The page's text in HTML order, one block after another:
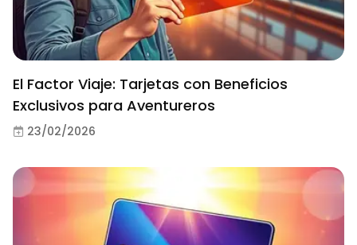
El Factor Viaje: Tarjetas con Beneficios
Exclusivos para Aventureros
23/02/2026